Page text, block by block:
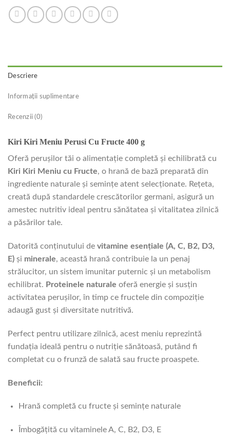
Descriere
Informații suplimentare
Recenzii (0)
Kiri Kiri Meniu Perusi Cu Fructe 400 g
Oferă perușilor tăi o alimentație completă și echilibrată cu
Kiri Kiri Meniu cu Fructe, o hrană de bază preparată din
ingrediente naturale și semințe atent selecționate. Rețeta,
creată după standardele crescătorilor germani, asigură un
amestec nutritiv ideal pentru sănătatea și vitalitatea zilnică
a păsărilor tale.
Datorită conținutului de vitamine esențiale (A, C, B2, D3,
E) și minerale, această hrană contribuie la un penaj
strălucitor, un sistem imunitar puternic și un metabolism
echilibrat. Proteinele naturale oferă energie și susțin
activitatea perușilor, în timp ce fructele din compoziție
adaugă gust și diversitate nutritivă.
Perfect pentru utilizare zilnică, acest meniu reprezintă
fundația ideală pentru o nutriție sănătoasă, putând fi
completat cu o frunză de salată sau fructe proaspete.
Beneficii:
Hrană completă cu fructe și semințe naturale
Îmbogățită cu vitaminele A, C, B2, D3, E